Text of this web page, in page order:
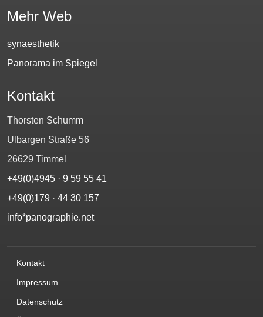
Mehr Web
synaesthetik
Panorama im Spiegel
Kontakt
Thorsten Schumm
Ulbargen Straße 56
26629 Timmel
+49(0)4945 · 9 59 55 41
+49(0)179 · 44 30 157‬
info*panographie.net
Kontakt
Impressum
Datenschutz